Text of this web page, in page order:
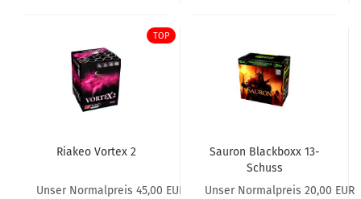
TOP
Riakeo Vortex 2
Unser Normalpreis 45,00 EUR
Sauron Blackboxx 13-
Schuss
Unser Normalpreis 20,00 EUR